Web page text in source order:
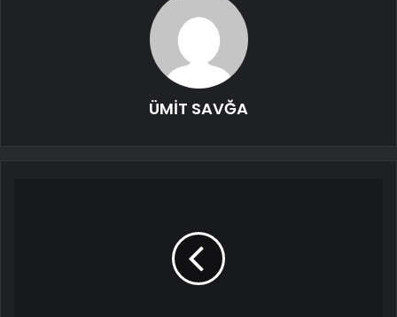
ÜMİT SAVĞA